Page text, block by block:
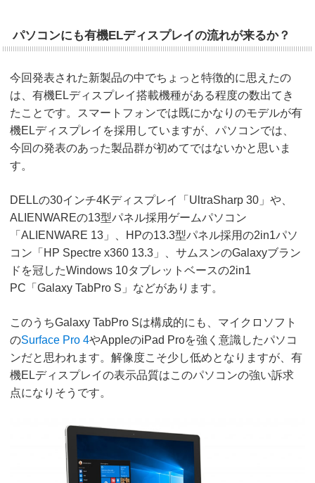
パソコンにも有機ELディスプレイの流れが来るか？
今回発表された新製品の中でちょっと特徴的に思えたの
は、有機ELディスプレイ搭載機種がある程度の数出てき
たことです。スマートフォンでは既にかなりのモデルが有
機ELディスプレイを採用していますが、パソコンでは、
今回の発表のあった製品群が初めてではないかと思いま
す。
DELLの30インチ4Kディスプレイ「UltraSharp 30」や、
ALIENWAREの13型パネル採用ゲームパソコン
「ALIENWARE 13」、HPの13.3型パネル採用の2in1パソ
コン「HP Spectre x360 13.3」、サムスンのGalaxyブラン
ドを冠したWindows 10タブレットベースの2in1
PC「Galaxy TabPro S」などがあります。
このうちGalaxy TabPro Sは構成的にも、マイクロソフト
のSurface Pro 4やAppleのiPad Proを強く意識したパソコ
ンだと思われます。解像度こそ少し低めとなりますが、有
機ELディスプレイの表示品質はこのパソコンの強い訴求
点になりそうです。